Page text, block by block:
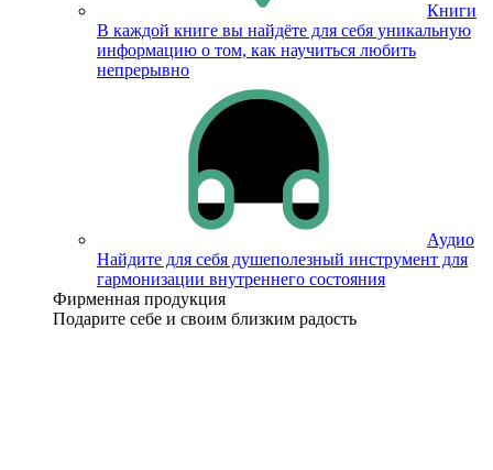
Книги
В каждой книге вы найдёте для себя уникальную
информацию о том, как научиться любить
непрерывно
Аудио
Найдите для себя душеполезный инструмент для
гармонизации внутреннего состояния
Фирменная продукция
Подарите себе и своим близким радость